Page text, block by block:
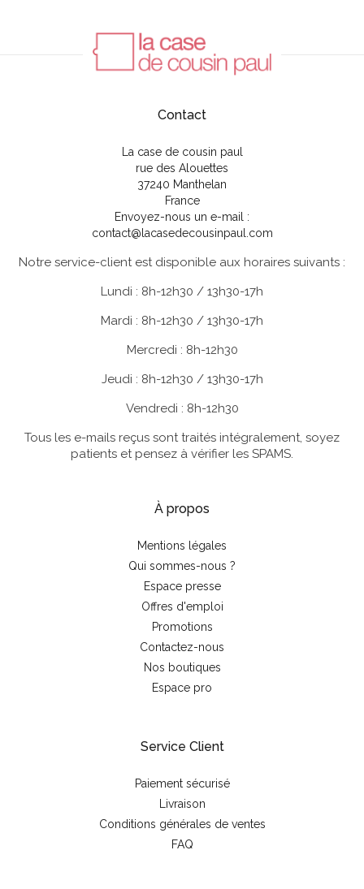
Contact
La case de cousin paul
rue des Alouettes
37240 Manthelan
France
Envoyez-nous un e-mail :
contact@lacasedecousinpaul.com
Notre service-client est disponible aux horaires suivants :
Lundi : 8h-12h30 / 13h30-17h
Mardi : 8h-12h30 / 13h30-17h
Mercredi : 8h-12h30
Jeudi : 8h-12h30 / 13h30-17h
Vendredi : 8h-12h30
Tous les e-mails reçus sont traités intégralement, soyez
patients et pensez à vérifier les SPAMS.
À propos
Mentions légales
Qui sommes-nous ?
Espace presse
Offres d'emploi
Promotions
Contactez-nous
Nos boutiques
Espace pro
Service Client
Paiement sécurisé
Livraison
Conditions générales de ventes
FAQ